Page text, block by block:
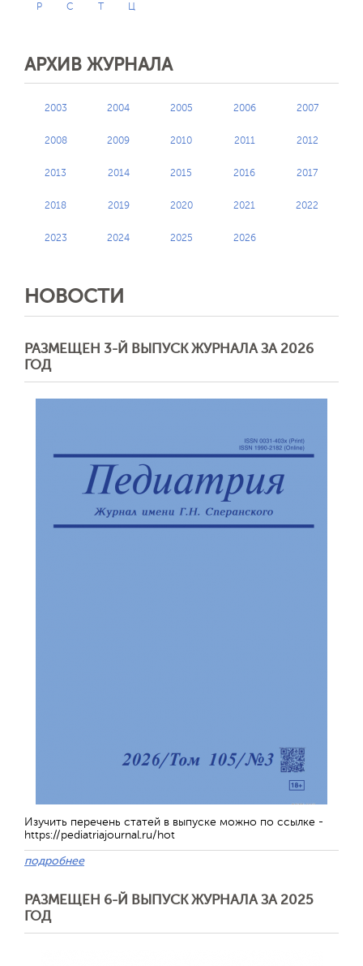
Р С Т Ц
АРХИВ ЖУРНАЛА
2003 2004 2005 2006 2007
2008 2009 2010 2011 2012
2013 2014 2015 2016 2017
2018 2019 2020 2021 2022
2023 2024 2025 2026
НОВОСТИ
РАЗМЕЩЕН 3-Й ВЫПУСК ЖУРНАЛА ЗА 2026
ГОД
Изучить перечень статей в выпуске можно по ссылке -
https://pediatriajournal.ru/hot
подробнее
РАЗМЕЩЕН 6-Й ВЫПУСК ЖУРНАЛА ЗА 2025
ГОД